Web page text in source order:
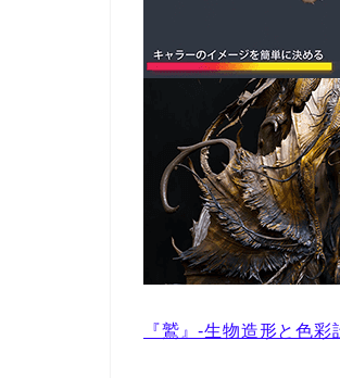
『鷲』-生物造形と色彩